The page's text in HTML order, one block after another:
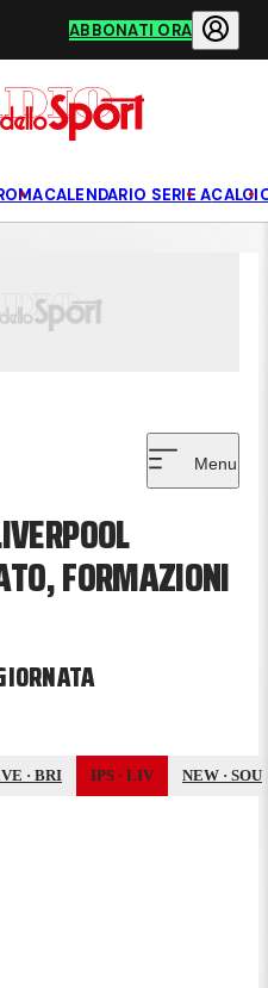
ABBONATI ORA
CALENDARIO SERIE A
Menu
FORMAZIONI
· BRI IPS · LIV NEW · SOU